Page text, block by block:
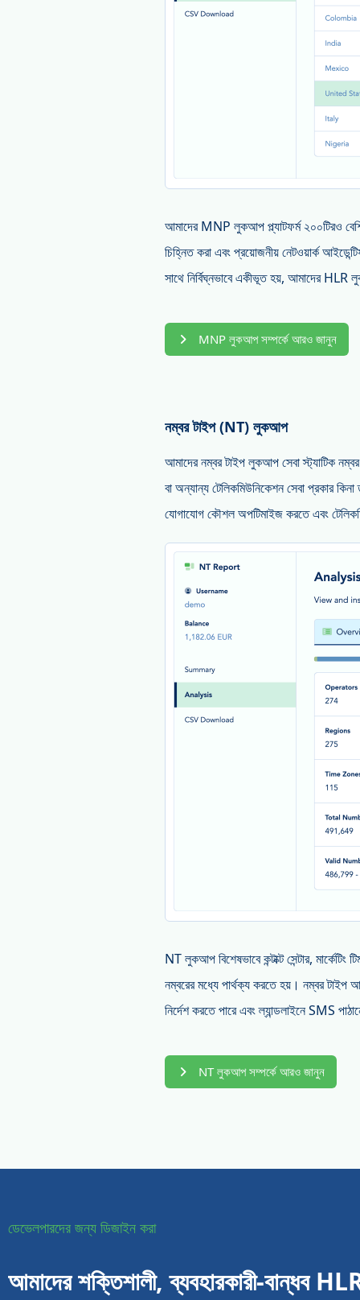
আমাদের MNP লুকআপ প্ল্যাটফর্ম ২০০টিরও বেশি
চিহ্নিত করা এবং প্রয়োজনীয় নেটওয়ার্ক
সাথে নির্বিঘ্নভাবে একীভূত হয়, আমাদের HLR
MNP লুকআপ সম্পর্কে আরও জানুন
নম্বর টাইপ (NT) লুকআপ
আমাদের নম্বর টাইপ লুকআপ সেবা স্ট্যাটিক
বা অন্যান্য টেলিকমিউনিকেশন সেবা প্রকার
যোগাযোগ কৌশল অপটিমাইজ করতে এবং
NT লুকআপ বিশেষভাবে কন্টাক্ট সেন্টার,
নম্বরের মধ্যে পার্থক্য করতে হয়। নম্বর টাইপ
নির্দেশ করতে পারে এবং ল্যান্ডলাইনে SMS
NT লুকআপ সম্পর্কে আরও জানুন
ডেভেলপারদের জন্য ডিজাইন করা
আমাদের শক্তিশালী, ব্যবহারকারী-বান্ধব